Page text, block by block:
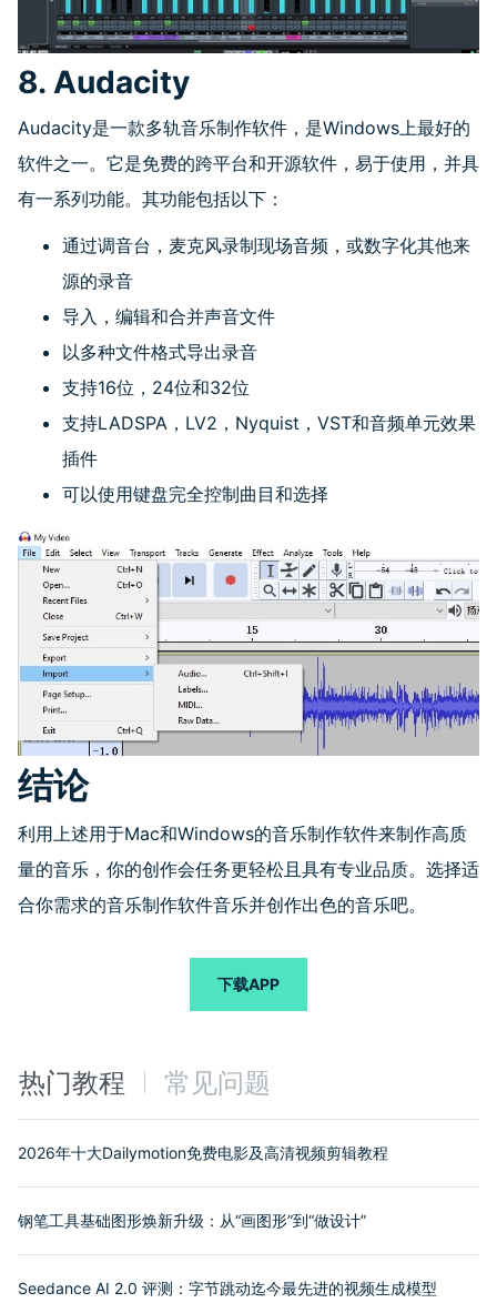
8. Audacity
Audacity是一款多轨音乐制作软件，是Windows上最好的
软件之一。它是免费的跨平台和开源软件，易于使用，并具
有一系列功能。其功能包括以下：
通过调音台，麦克风录制现场音频，或数字化其他来
源的录音
导入，编辑和合并声音文件
以多种文件格式导出录音
支持16位， 24位和32位
支持LADSPA ， LV2 ， Nyquist ， VST和音频单元效果
插件
可以使用键盘完全控制曲目和选择
结论
利用上述用于Mac和Windows的音乐制作软件来制作高质
量的音乐，你的创作会任务更轻松且具有专业品质。选择适
合你需求的音乐制作软件音乐并创作出色的音乐吧。
下载APP
热门教程 常见问题
2026年十大Dailymotion免费电影及高清视频剪辑教程
钢笔工具基础图形焕新升级：从“画图形”到“做设计”
Seedance AI 2.0 评测：字节跳动迄今最先进的视频生成模型